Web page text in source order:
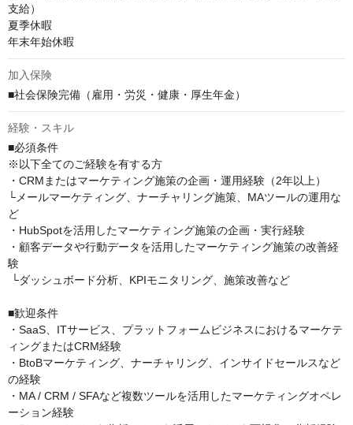
支給）
夏季休暇
年末年始休暇
加入保険
■社会保険完備（雇用・労災・健康・厚生年金）
経験・スキル
■必須条件
※以下全てのご経験を有する方
・CRMまたはマーケティング施策の企画・運用経験（2年以上）
└メールマーケティング、ナーチャリング施策、MAツールの運用な
ど
・HubSpotを活用したマーケティング施策の企画・実行経験
・顧客データや行動データを活用したマーケティング施策の改善経
験
└ダッシュボード分析、KPIモニタリング、施策改善など
■歓迎条件
・SaaS、ITサービス、プラットフォームビジネスにおけるマーケテ
ィングまたはCRM経験
・BtoBマーケティング、ナーチャリング、インサイドセールスなど
の経験
・MA / CRM / SFAなど複数ツールを活用したマーケティングオペレ
ーション経験